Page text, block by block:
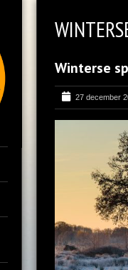
Winterse
27 december